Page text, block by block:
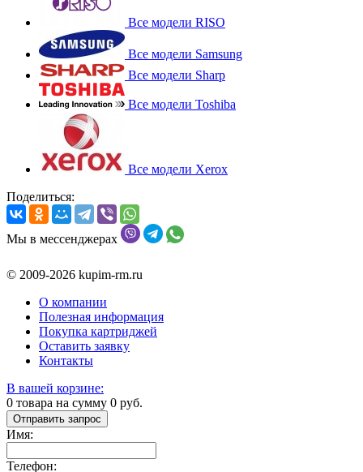
Все модели RISO
Все модели Samsung
Все модели Sharp
Все модели Toshiba
Все модели Xerox
Поделиться:
Мы в мессенджерах
© 2009-2026 kupim-rm.ru
О компании
Полезная информация
Покупка картриджей
Оставить заявку
Контакты
В вашей корзине:
0 товара на сумму 0 руб.
Отправить запрос
Имя:
Телефон: